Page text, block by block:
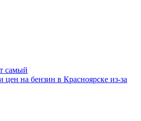
самый
на бензин в Красноярске из-за